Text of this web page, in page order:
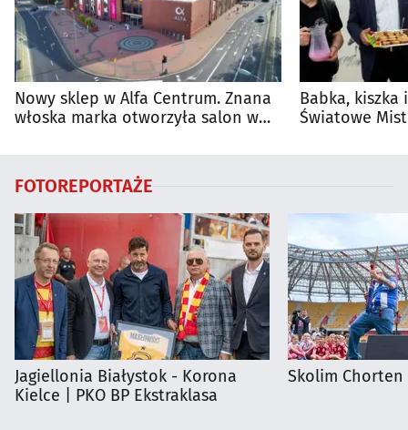
Nowy sklep w Alfa Centrum. Znana
włoska marka otworzyła salon w
Babka, kiszka
Światowe
FOTOREPORTAŻE
Jagiellonia Białystok - Korona
Kielce | PKO BP Ekstraklasa
Skolim Chorten